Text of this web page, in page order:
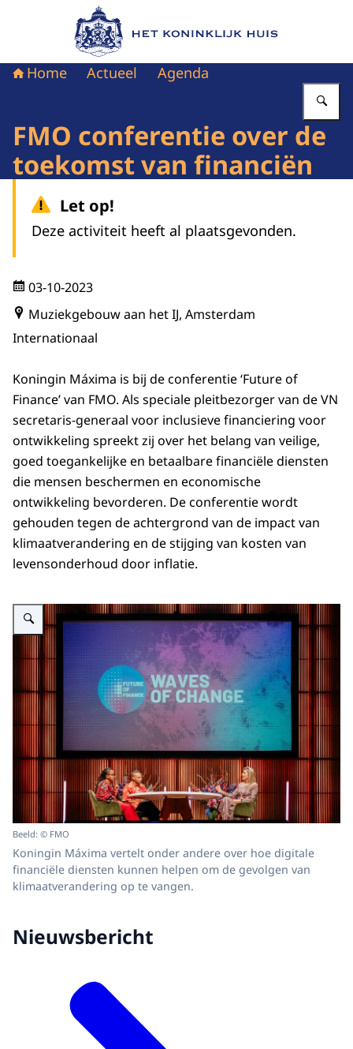
Naar de homepage van Het Koninklijk Huis
Home Actueel Agenda
FMO conferentie over de
toekomst van financiën
Let op!
Deze activiteit heeft al plaatsgevonden.
03-10-2023
Muziekgebouw aan het IJ, Amsterdam
Internationaal
Koningin Máxima is bij de conferentie‘Future of
Finance’van FMO. Als speciale pleitbezorger van de VN
secretaris-generaal voor inclusieve financiering voor
ontwikkeling spreekt zij over het belang van veilige,
goed toegankelijke en betaalbare financiële diensten
die mensen beschermen en economische
ontwikkeling bevorderen. De conferentie wordt
gehouden tegen de achtergrond van de impact van
klimaatverandering en de stijging van kosten van
levensonderhoud door inflatie.
Vergroot afbeelding Koningin Máxima is bij de conferentie Future of
Beeld: © FMO
Koningin Máxima vertelt onder andere over hoe digitale
financiële diensten kunnen helpen om de gevolgen van
klimaatverandering op te vangen.
Nieuwsbericht